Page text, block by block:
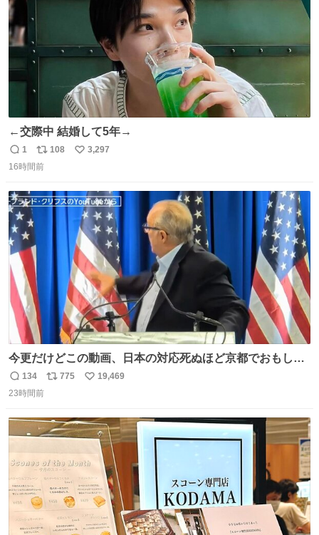
←交際中 結婚して5年→
返
信
1
リ
ポ
ト
108
い
数
3,297
16時間前
今更だけどこの動画、日本の対応死ぬほど京都でおもしろ
い。 なんなら敬語で丁寧に煽りまくってるの好き。笑
返
信
134
リ
ト
数
775
い
数
19,469
23時間前